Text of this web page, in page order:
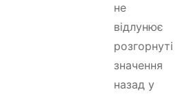
не
відлунює
розгорнуті
значення
назад у